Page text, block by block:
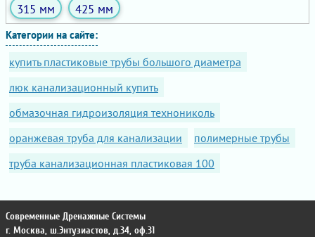
315 мм 425 мм
Категории на сайте:
купить пластиковые трубы большого диаметра
люк канализационный купить
обмазочная гидроизоляция технониколь
оранжевая труба для канализации
полимерные трубы
труба канализационная пластиковая 100
Современные Дренажные Системы
г. Москва, ш.Энтузиастов, д.34, оф.31